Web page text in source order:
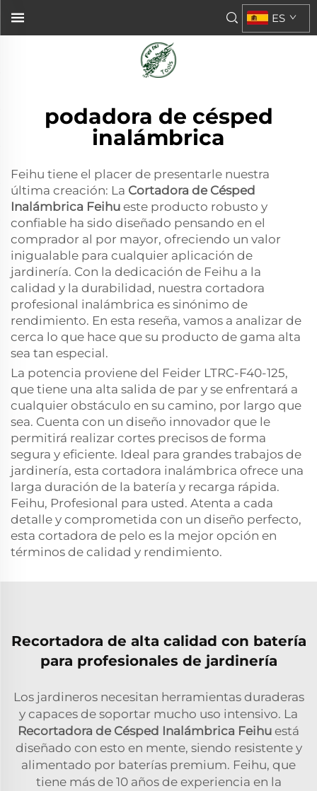
ES
podadora de césped
inalámbrica
Feihu tiene el placer de presentarle nuestra
última creación: La Cortadora de Césped
Inalámbrica Feihu este producto robusto y
confiable ha sido diseñado pensando en el
comprador al por mayor, ofreciendo un valor
inigualable para cualquier aplicación de
jardinería. Con la dedicación de Feihu a la
calidad y la durabilidad, nuestra cortadora
profesional inalámbrica es sinónimo de
rendimiento. En esta reseña, vamos a analizar de
cerca lo que hace que su producto de gama alta
sea tan especial.
La potencia proviene del Feider LTRC-F40-125,
que tiene una alta salida de par y se enfrentará a
cualquier obstáculo en su camino, por largo que
sea. Cuenta con un diseño innovador que le
permitirá realizar cortes precisos de forma
segura y eficiente. Ideal para grandes trabajos de
jardinería, esta cortadora inalámbrica ofrece una
larga duración de la batería y recarga rápida.
Feihu, Profesional para usted. Atenta a cada
detalle y comprometida con un diseño perfecto,
esta cortadora de pelo es la mejor opción en
términos de calidad y rendimiento.
Recortadora de alta calidad con batería
para profesionales de jardinería
Los jardineros necesitan herramientas duraderas
y capaces de soportar mucho uso intensivo. La
Recortadora de Césped Inalámbrica Feihu está
diseñado con esto en mente, siendo resistente y
alimentado por baterías premium. Feihu, que
tiene más de 10 años de experiencia en la